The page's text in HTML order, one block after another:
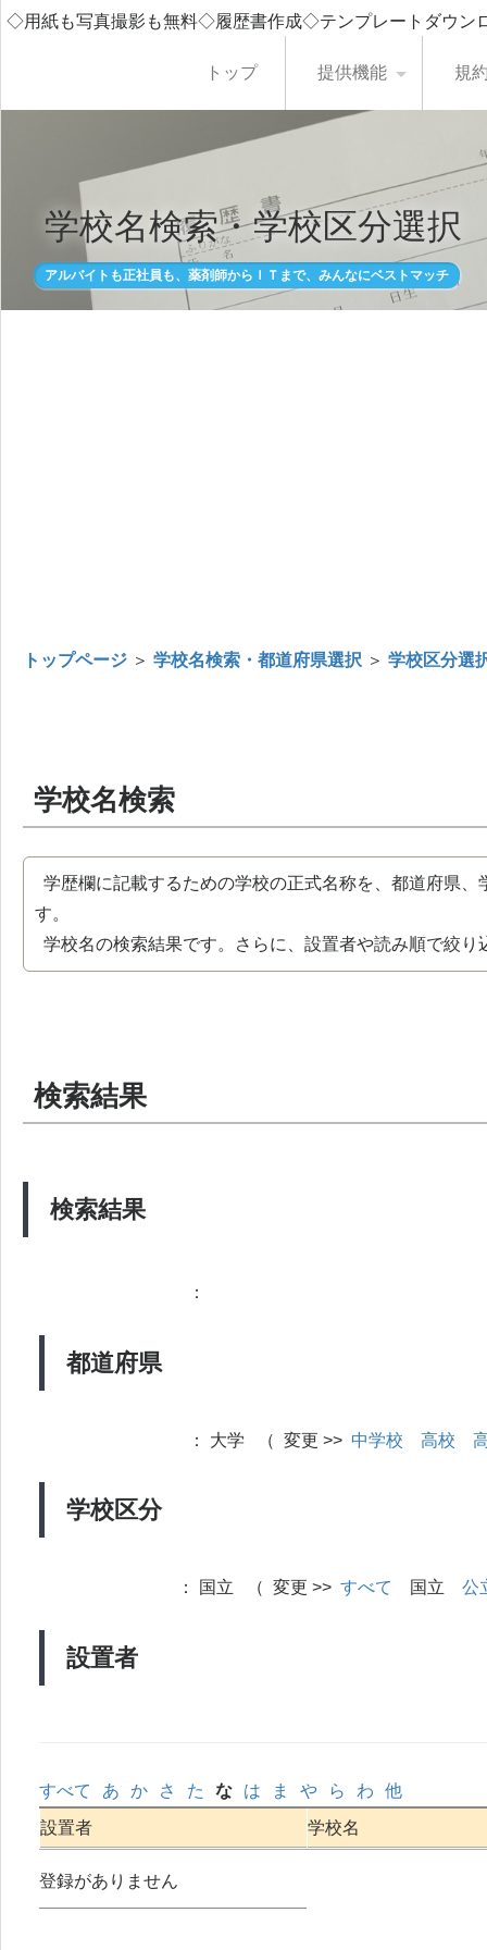
◇用紙も写真撮影も無料◇履歴書作成◇テンプレートダウ
トップ 提供機能 規
学校名検索・学校区分選択
アルバイトも正社員も、薬剤師からＩＴまで、みんなにベストマッチ
トップページ ＞ 学校名検索・都道府県選択 ＞ 学校区分選
学校名検索
学歴欄に記載するための学校の正式名称を、都道府県
す。
学校名の検索結果です。さらに、設置者や読み順で絞り
検索結果
検索結果
都道府県
：
学校区分
： 大学 （ 変更 >> 中学校 高校
設置者
： 国立 （ 変更 >> すべて 国立 公
すべて あ か さ た な は ま や ら わ
他
設置者
学校名
登録がありません